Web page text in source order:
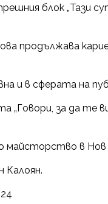
блок „Тази
продължава
и в сферата на
„Говори, за да те
майсторство в Нов
Калоян.